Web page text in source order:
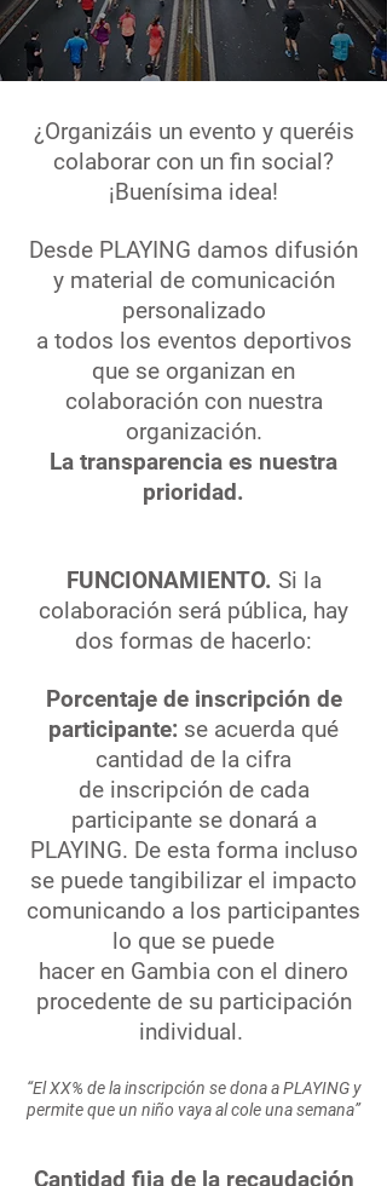
¿Organizáis un evento y queréis
colaborar con un fin social?
¡Buenísima idea!
Desde PLAYING damos difusión
y material de comunicación
personalizado
a todos los eventos deportivos
que se organizan en
colaboración con nuestra
organización.
La transparencia es nuestra
prioridad.
FUNCIONAMIENTO. Si la
colaboración será pública, hay
dos formas de hacerlo:
Porcentaje de inscripción de
participante: se acuerda qué
cantidad de la cifra
de inscripción de cada
participante se donará a
PLAYING. De esta forma incluso
se puede tangibilizar el impacto
comunicando a los participantes
lo que se puede
hacer en Gambia con el dinero
procedente de su participación
individual.
“El XX% de la inscripción se dona a PLAYING y
permite que un niño vaya al cole una semana”
Cantidad fija de la recaudación